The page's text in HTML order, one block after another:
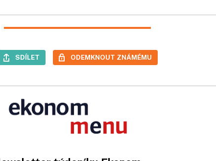
SDÍLET ODEMKNOUT ZNÁMÉMU